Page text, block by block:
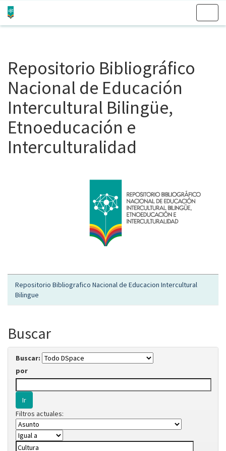
Repositorio Bibliográfico
Nacional de Educación
Intercultural Bilingüe,
Etnoeducación e
Interculturalidad
Repositorio Bibliografico Nacional de Educacion Intercultural
Bilingue
Buscar
Buscar:
por
Filtros actuales: